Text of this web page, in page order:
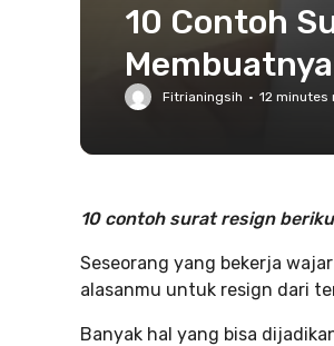
10 Contoh
Membuatnya
Fitrianingsih · 12 minutes
10 contoh surat resign
Seseorang yang bekerja
alasanmu untuk resign dari
Banyak hal yang bisa